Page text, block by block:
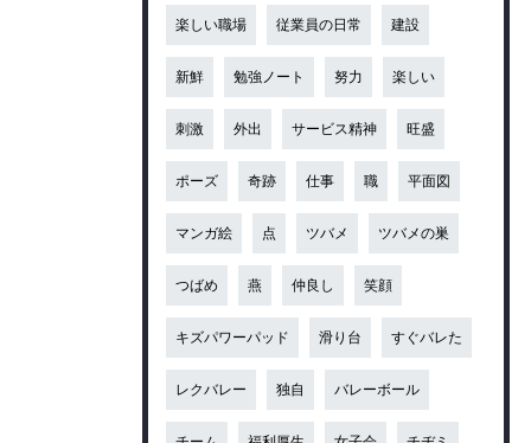
楽しい職場 従業員の日常 建設
新鮮 勉強ノート 努力 楽しい
刺激 外出 サービス精神 旺盛
ポーズ 奇跡 仕事 職 平面図
マンガ絵 点 ツバメ ツバメの巣
つばめ 燕 仲良し 笑顔
キズパワーパッド 滑り台 すぐバレた
レクバレー 独自 バレーボール